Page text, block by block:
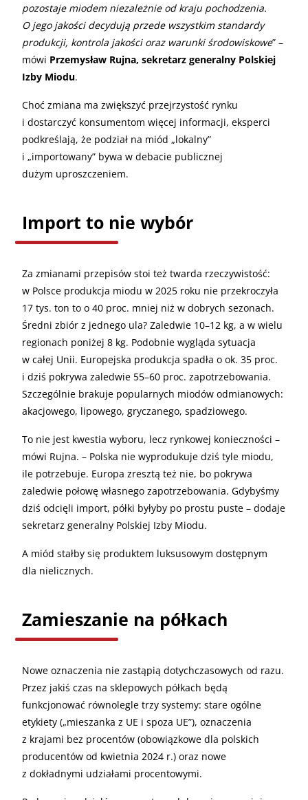
pozostaje miodem niezależnie od kraju pochodzenia.
O jego jakości decydują przede wszystkim standardy
produkcji, kontrola jakości oraz warunki środowiskowe” –
mówi Przemysław Rujna, sekretarz generalny Polskiej
Izby Miodu.
Choć zmiana ma zwiększyć przejrzystość rynku
i dostarczyć konsumentom więcej informacji, eksperci
podkreślają, że podział na miód „lokalny”
i „importowany” bywa w debacie publicznej
dużym uproszczeniem.
Import to nie wybór
Za zmianami przepisów stoi też twarda rzeczywistość:
w Polsce produkcja miodu w 2025 roku nie przekroczyła
17 tys. ton to o 40 proc. mniej niż w dobrych sezonach.
Średni zbiór z jednego ula? Zaledwie 10–12 kg, a w wielu
regionach poniżej 8 kg. Podobnie wygląda sytuacja
w całej Unii. Europejska produkcja spadła o ok. 35 proc.
i dziś pokrywa zaledwie 55–60 proc. zapotrzebowania.
Szczególnie brakuje popularnych miodów odmianowych:
akacjowego, lipowego, gryczanego, spadziowego.
To nie jest kwestia wyboru, lecz rynkowej konieczności –
mówi Rujna. – Polska nie wyprodukuje dziś tyle miodu,
ile potrzebuje. Europa zresztą też nie, bo pokrywa
zaledwie połowę własnego zapotrzebowania. Gdybyśmy
dziś odcięli import, półki byłyby po prostu puste – dodaje
sekretarz generalny Polskiej Izby Miodu.
A miód stałby się produktem luksusowym dostępnym
dla nielicznych.
Zamieszanie na półkach
Nowe oznaczenia nie zastąpią dotychczasowych od razu.
Przez jakiś czas na sklepowych półkach będą
funkcjonować równolegle trzy systemy: stare ogólne
etykiety („mieszanka z UE i spoza UE”), oznaczenia
z krajami bez procentów (obowiązkowe dla polskich
producentów od kwietnia 2024 r.) oraz nowe
z dokładnymi udziałami procentowymi.